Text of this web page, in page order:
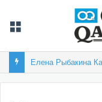
Елена Рыбакина